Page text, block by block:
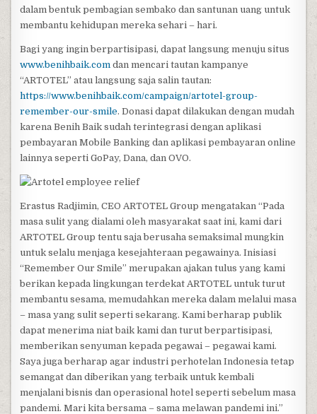
dalam bentuk pembagian sembako dan santunan uang untuk
membantu kehidupan mereka sehari – hari.
Bagi yang ingin berpartisipasi, dapat langsung menuju situs
www.benihbaik.com dan mencari tautan kampanye
“ARTOTEL” atau langsung saja salin tautan:
https://www.benihbaik.com/campaign/artotel-group-
remember-our-smile. Donasi dapat dilakukan dengan mudah
karena Benih Baik sudah terintegrasi dengan aplikasi
pembayaran Mobile Banking dan aplikasi pembayaran online
lainnya seperti GoPay, Dana, dan OVO.
Erastus Radjimin, CEO ARTOTEL Group mengatakan “Pada
masa sulit yang dialami oleh masyarakat saat ini, kami dari
ARTOTEL Group tentu saja berusaha semaksimal mungkin
untuk selalu menjaga kesejahteraan pegawainya. Inisiasi
“Remember Our Smile” merupakan ajakan tulus yang kami
berikan kepada lingkungan terdekat ARTOTEL untuk turut
membantu sesama, memudahkan mereka dalam melalui masa
– masa yang sulit seperti sekarang. Kami berharap publik
dapat menerima niat baik kami dan turut berpartisipasi,
memberikan senyuman kepada pegawai – pegawai kami.
Saya juga berharap agar industri perhotelan Indonesia tetap
semangat dan diberikan yang terbaik untuk kembali
menjalani bisnis dan operasional hotel seperti sebelum masa
pandemi. Mari kita bersama – sama melawan pandemi ini.”